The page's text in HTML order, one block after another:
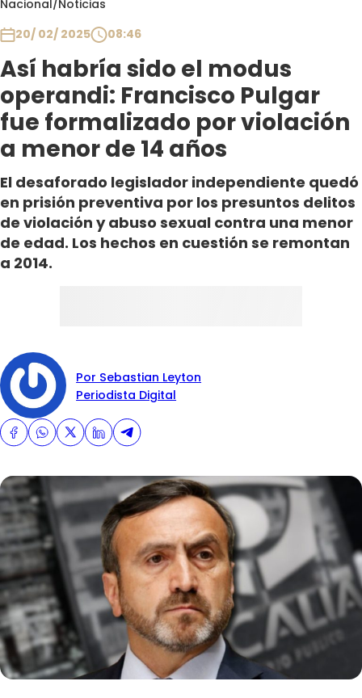
Nacional/Noticias
20/ 02/ 2025
08:46
Así habría sido el modus
operandi: Francisco Pulgar
fue formalizado por violación
a menor de 14 años
El desaforado legislador independiente quedó
en prisión preventiva por los presuntos delitos
de violación y abuso sexual contra una menor
de edad. Los hechos en cuestión se remontan
a 2014.
Por Sebastian Leyton
Periodista Digital
Club De La Comedia
Contigo en Directo
Plan Perfecto
El Tiempo
Sabingo
Todos Los Programas